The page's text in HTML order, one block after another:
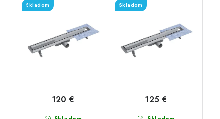
Skladom
120 €
Skladom
125 €